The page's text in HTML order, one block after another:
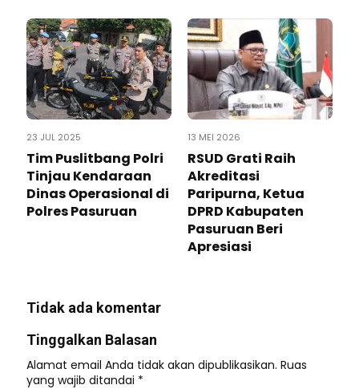
23 JUL 2025
Tim Puslitbang Polri
Tinjau Kendaraan
Dinas Operasional di
Polres Pasuruan
13 MEI 2026
RSUD Grati Raih
Akreditasi
Paripurna, Ketua
DPRD Kabupaten
Pasuruan Beri
Apresiasi
Tidak ada komentar
Tinggalkan Balasan
Alamat email Anda tidak akan dipublikasikan. Ruas
yang wajib ditandai *